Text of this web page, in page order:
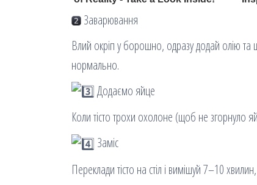
Заварювання
Влий окріп у борошно, одразу додай олію
нормально.
Додаємо яйце
Коли тісто трохи охолоне (щоб не згорнуло
Заміс
Переклади тісто на стіл і вимішуй 7–10